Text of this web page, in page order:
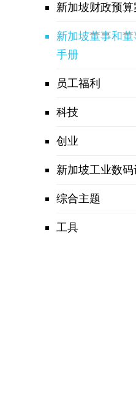
新加坡财政预算
新加坡董事和
手册
员工福利
科技
创业
新加坡工业数码
综合主题
工具